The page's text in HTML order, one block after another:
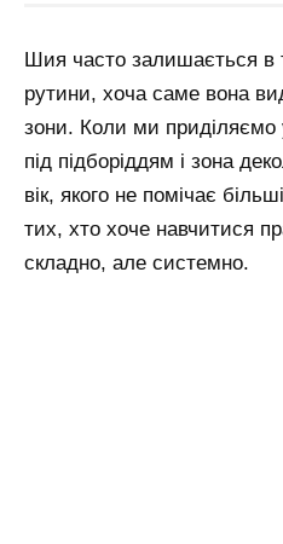
Шия часто залишається в
рутини, хоча саме вона
зони. Коли ми приділяємо
під підборіддям і зона
вік, якого не помічає
тих, хто хоче навчитися
складно, але системно.